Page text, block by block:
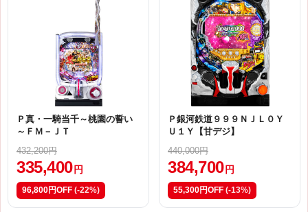
Ｐ真・一騎当千～桃園の誓い
～ＦＭ－ＪＴ
432,200円
335,400 円
96,800円OFF (-22%)
Ｐ銀河鉄道９９９ＮＪＬ０Ｙ
Ｕ１Ｙ【甘デジ】
440,000円
384,700 円
55,300円OFF (-13%)